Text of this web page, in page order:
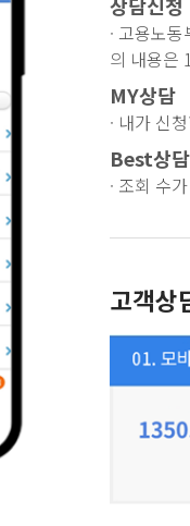
· 고용노
의 내용은
MY상담
· 내가 신
Best상담
· 조회 수
고객상